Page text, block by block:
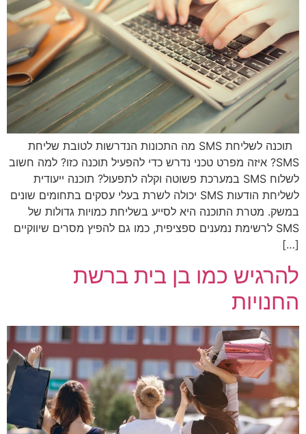
תוכנה לשליחת SMS מה התכונות הנדרשות לטובת שליחת
SMS? איזה מפרט טכני נדרש כדי להפעיל תוכנה כזו? למה חשוב
לשלוח SMS במערכת פשוטה וקלה לתפעול? תוכנה ייעודית
לשליחת הודעות SMS יכולה לשרת בעלי עסקים בתחומים שונים
במשק. מטרת התוכנה היא לסייע בשליחת כמויות גדולות של
SMS לרשימת נמענים ספציפית, כמו גם להפיץ מסרים שיווקיים
[…]
להרגיש כמו בן בית ברשת
החנויות